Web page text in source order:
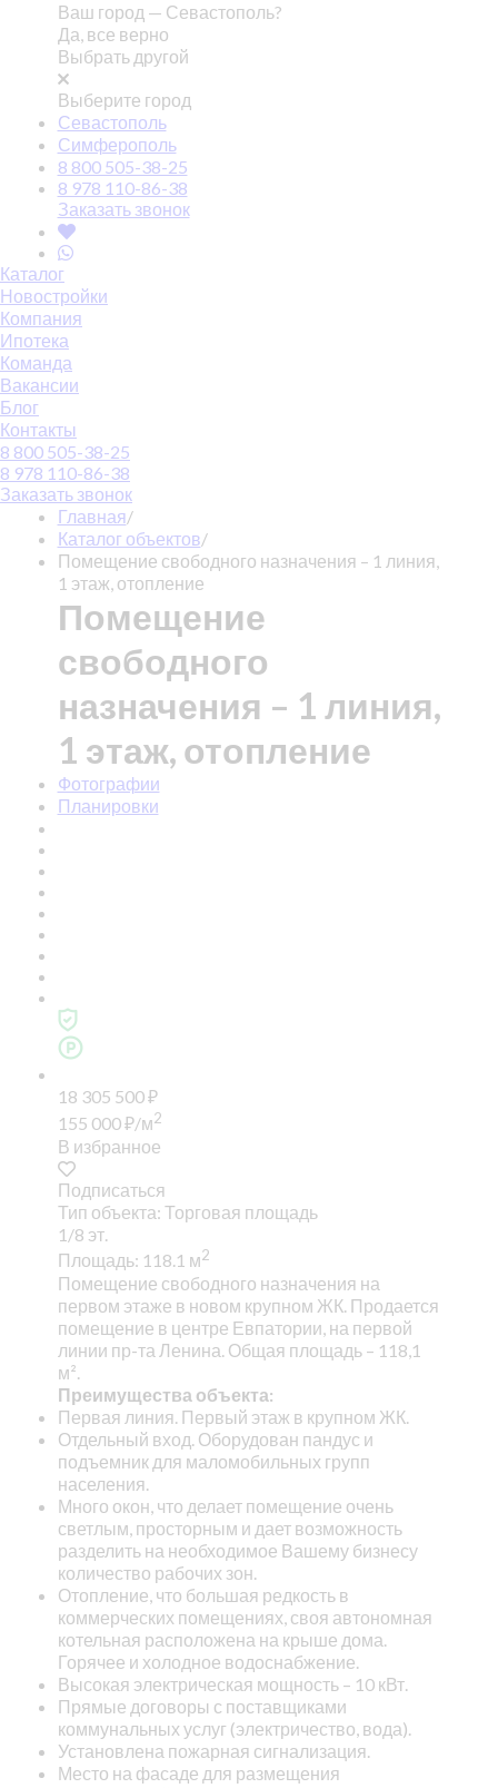
Ваш город — Севастополь?
Да, все верно
Выбрать другой
Выберите город
Севастополь
Симферополь
8 800 505-38-25
8 978 110-86-38
Заказать звонок
Каталог
Новостройки
Компания
Ипотека
Команда
Вакансии
Блог
Контакты
8 800 505-38-25
8 978 110-86-38
Заказать звонок
Главная/
Каталог объектов/
Помещение свободного назначения – 1 линия,
1 этаж, отопление
Помещение
свободного
назначения – 1 линия,
1 этаж, отопление
Фотографии
Планировки
18 305 500₽
155 000₽/м2
В избранное
Подписаться
Тип объекта: Торговая площадь
1/8 эт.
Площадь: 118.1 м2
Помещение свободного назначения на
первом этаже в новом крупном ЖК. Продается
помещение в центре Евпатории, на первой
линии пр-та Ленина. Общая площадь – 118,1
м².
Преимущества объекта:
Первая линия. Первый этаж в крупном ЖК.
Отдельный вход. Оборудован пандус и
подъемник для маломобильных групп
населения.
Много окон, что делает помещение очень
светлым, просторным и дает возможность
разделить на необходимое Вашему бизнесу
количество рабочих зон.
Отопление, что большая редкость в
коммерческих помещениях, своя автономная
котельная расположена на крыше дома.
Горячее и холодное водоснабжение.
Высокая электрическая мощность – 10 кВт.
Прямые договоры с поставщиками
коммунальных услуг (электричество, вода).
Установлена пожарная сигнализация.
Место на фасаде для размещения